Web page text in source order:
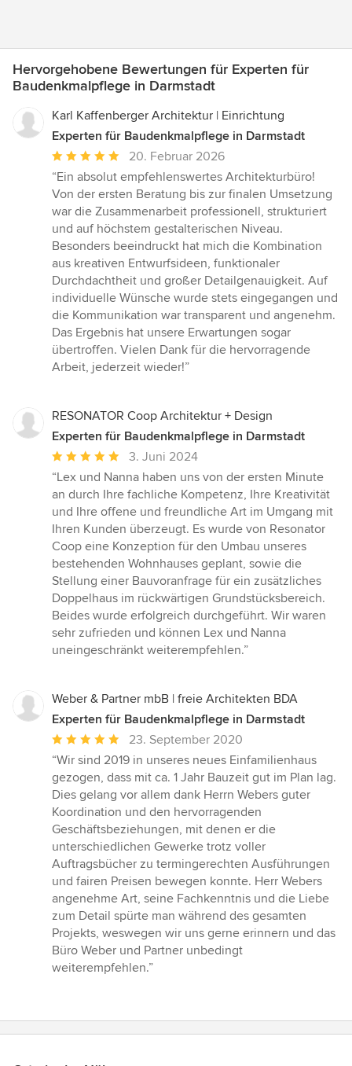
Hervorgehobene Bewertungen für Experten für
Baudenkmalpflege in Darmstadt
Karl Kaffenberger Architektur | Einrichtung
Experten für Baudenkmalpflege in Darmstadt
Durchschnittliche
Bewertung:
5
von
5
Sternen
20. Februar 2026
“Ein absolut empfehlenswertes Architekturbüro!
Von der ersten Beratung bis zur finalen Umsetzung
war die Zusammenarbeit professionell, strukturiert
und auf höchstem gestalterischen Niveau.
Besonders beeindruckt hat mich die Kombination
aus kreativen Entwurfsideen, funktionaler
Durchdachtheit und großer Detailgenauigkeit. Auf
individuelle Wünsche wurde stets eingegangen und
die Kommunikation war transparent und angenehm.
Das Ergebnis hat unsere Erwartungen sogar
übertroffen. Vielen Dank für die hervorragende
Arbeit, jederzeit wieder!”
RESONATOR Coop Architektur + Design
Experten für Baudenkmalpflege in Darmstadt
Durchschnittliche
Bewertung:
5
von
5
Sternen
3. Juni 2024
“Lex und Nanna haben uns von der ersten Minute
an durch Ihre fachliche Kompetenz, Ihre Kreativität
und Ihre offene und freundliche Art im Umgang mit
Ihren Kunden überzeugt. Es wurde von Resonator
Coop eine Konzeption für den Umbau unseres
bestehenden Wohnhauses geplant, sowie die
Stellung einer Bauvoranfrage für ein zusätzliches
Doppelhaus im rückwärtigen Grundstücksbereich.
Beides wurde erfolgreich durchgeführt. Wir waren
sehr zufrieden und können Lex und Nanna
uneingeschränkt weiterempfehlen.”
Weber & Partner mbB | freie Architekten BDA
Experten für Baudenkmalpflege in Darmstadt
Durchschnittliche
Bewertung:
5
von
5
Sternen
23. September 2020
“Wir sind 2019 in unseres neues Einfamilienhaus
gezogen, dass mit ca. 1 Jahr Bauzeit gut im Plan lag.
Dies gelang vor allem dank Herrn Webers guter
Koordination und den hervorragenden
Geschäftsbeziehungen, mit denen er die
unterschiedlichen Gewerke trotz voller
Auftragsbücher zu termingerechten Ausführungen
und fairen Preisen bewegen konnte. Herr Webers
angenehme Art, seine Fachkenntnis und die Liebe
zum Detail spürte man während des gesamten
Projekts, weswegen wir uns gerne erinnern und das
Büro Weber und Partner unbedingt
weiterempfehlen.”